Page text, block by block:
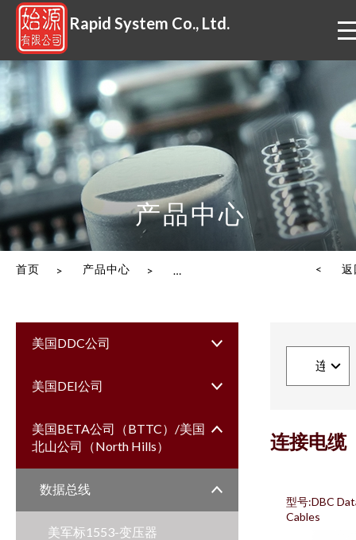
Rapid System Co., Ltd.
产品中心
首页 > 产品中心 > 美国BETA公司（BTTC）/美国
< 返
美国DDC公司
美国DEI公司
美国BETA公司（BTTC）/美国
北山公司（North Hills）
数据总线
美军标1553-变压器
连接电缆
型号:DBC
Cables